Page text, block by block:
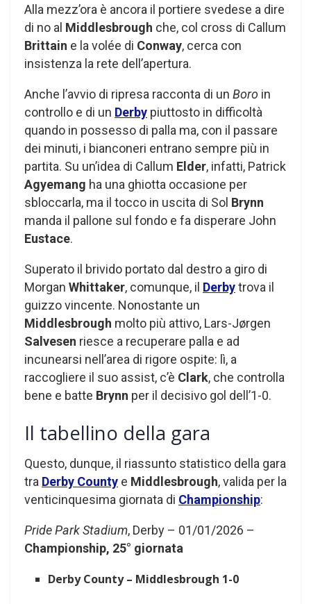
Alla mezz’ora è ancora il portiere svedese a dire
di no al Middlesbrough che, col cross di Callum
Brittain e la volée di Conway, cerca con
insistenza la rete dell’apertura.
Anche l’avvio di ripresa racconta di un Boro in
controllo e di un Derby piuttosto in difficoltà
quando in possesso di palla ma, con il passare
dei minuti, i bianconeri entrano sempre più in
partita. Su un’idea di Callum Elder, infatti, Patrick
Agyemang ha una ghiotta occasione per
sbloccarla, ma il tocco in uscita di Sol Brynn
manda il pallone sul fondo e fa disperare John
Eustace.
Superato il brivido portato dal destro a giro di
Morgan Whittaker, comunque, il Derbytrova il
guizzo vincente. Nonostante un
Middlesbrough molto più attivo, Lars-Jørgen
Salvesen riesce a recuperare palla e ad
incunearsi nell’area di rigore ospite: lì, a
raccogliere il suo assist, c’è Clark, che controlla
bene e batte Brynn per il decisivo gol dell’1-0.
Il tabellino della gara
Questo, dunque, il riassunto statistico della gara
tra Derby County e Middlesbrough, valida per la
venticinquesima giornata di Championship:
Pride Park Stadium, Derby – 01/01/2026 –
Championship, 25° giornata
Derby County – Middlesbrough 1-0